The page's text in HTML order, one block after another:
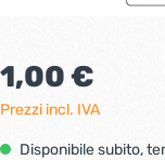
1,00 €
Prezzi incl. IVA
Disponibile subito,